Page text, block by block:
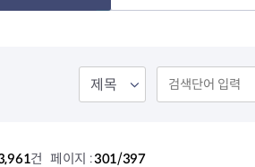
지출집행내역 공개
공유재산 정보
조직운영 핵심지표
공공데이터개방
건 페이지 :301/397